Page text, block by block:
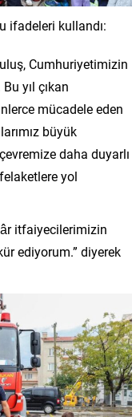
ifadeleri kullandı:
Cumhuriyetimizin
yıl çıkan
mücadele eden
büyük
daha duyarlı
yol
itfaiyecilerimizin
ediyorum.” diyerek